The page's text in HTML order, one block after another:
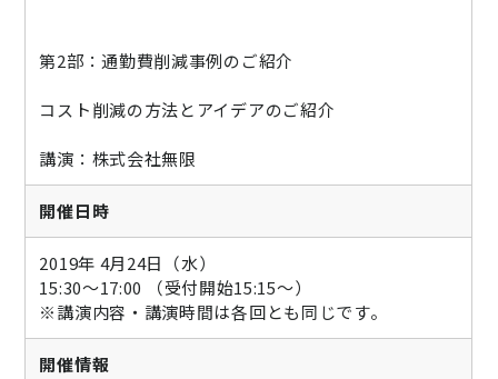
第2部：通勤費削減事例のご紹介
コスト削減の方法とアイデアのご紹介
講演：株式会社無限
開催日時
2019年 4月24日（水）
15:30～17:00 （受付開始15:15～）
※講演内容・講演時間は各回とも同じです。
開催情報